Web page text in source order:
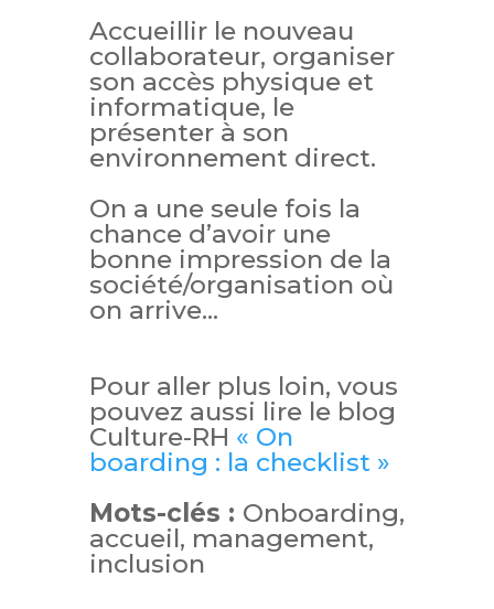
Accueillir le nouveau
collaborateur, organiser
son accès physique et
informatique, le
présenter à son
environnement direct.
On a une seule fois la
chance d’avoir une
bonne impression de la
société/organisation où
on arrive…
Pour aller plus loin, vous
pouvez aussi lire le blog
Culture-RH « On
boarding : la checklist »
Mots-clés : Onboarding,
accueil, management,
inclusion